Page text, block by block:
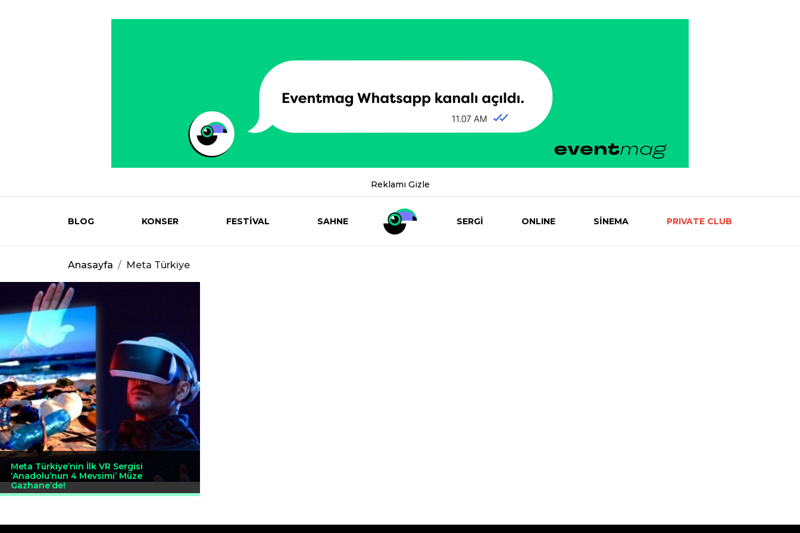
Reklamı Gizle
Eventmag
BLOG KONSER FESTİVAL SAHNE SERGİ ONLINE SİNEMA PRIVATE CLUB
Anasayfa Meta Türkiye
Meta Türkiye’nin İlk VR Sergisi
‘Anadolu’nun 4 Mevsimi’ Müze
Gazhane’de!